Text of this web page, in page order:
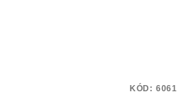
KÓD: 6061